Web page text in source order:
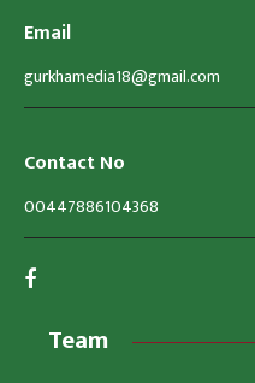
Email
gurkhamedia18@gmail.com
Contact No
00447886104368
Team